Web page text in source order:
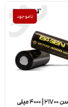
ناموجود
باتری ویپ بیسن 21700 | 4000 میلی